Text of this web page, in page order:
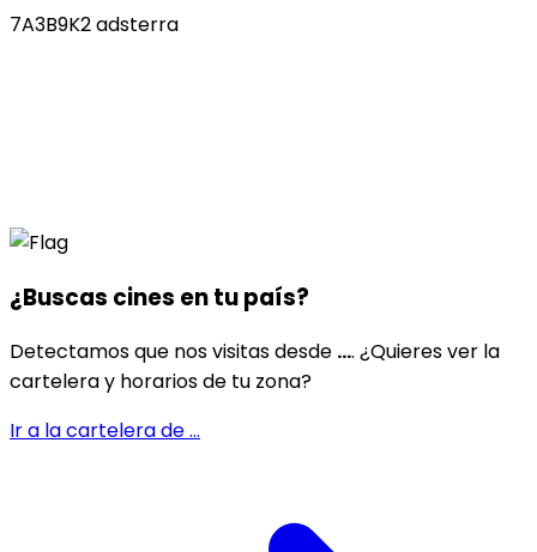
7A3B9K2 adsterra
¿Buscas cines entu país?
Detectamos que nos visitas desde .... ¿Quieres ver la
cartelera y horarios de tu zona?
Ir a la cartelera de...